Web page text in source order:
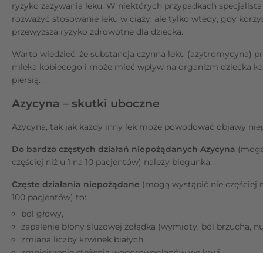
ryzyko zażywania leku. W niektórych przypadkach
rozważyć stosowanie leku w ciąży, ale tylko wtedy, gdy
przewyższa ryzyko zdrowotne dla dziecka.
Warto wiedzieć, że substancja czynna leku (azytromycyna)
mleka kobiecego i może mieć wpływ na organizm dziecka
piersią.
Azycyna – skutki uboczne
Azycyna, tak jak każdy inny lek może powodować objawy
Do bardzo częstych działań niepożądanych Azycyna
częściej niż u 1 na 10 pacjentów) należy biegunka.
Częste działania niepożądane (mogą wystąpić nie częściej
100 pacjentów) to:
ból głowy,
zapalenie błony śluzowej żołądka (wymioty, ból brzucha,
zmiana liczby krwinek białych,